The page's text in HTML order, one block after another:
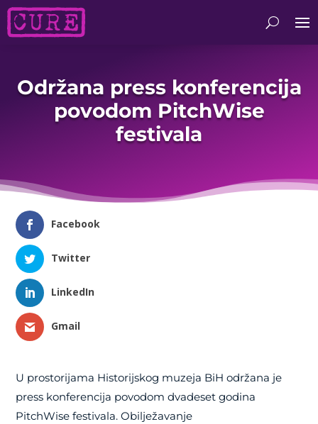
Održana press konferencija
povodom PitchWise
festivala
Facebook
Twitter
LinkedIn
Gmail
U prostorijama Historijskog muzeja BiH održana je
press konferencija povodom dvadeset godina
PitchWise festivala. Obilježavanje